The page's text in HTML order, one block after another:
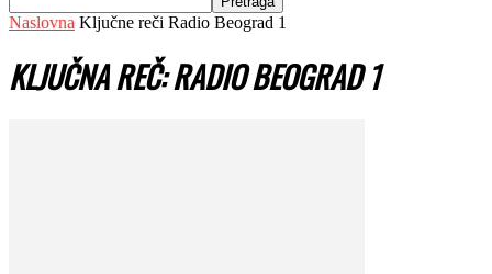
Naslovna Ključne reči Radio Beograd 1
KLJUČNA REČ: RADIO BEOGRAD 1